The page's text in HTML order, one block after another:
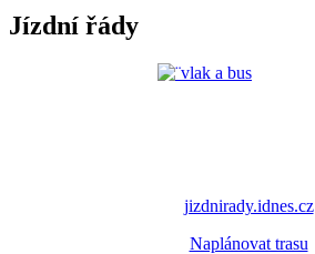
Jízdní řády
jizdnirady.idnes.cz
Naplánovat trasu